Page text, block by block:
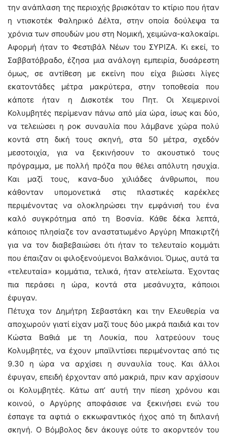
την ανάπλαση της περιοχής βρισκόταν το κτίριο που ήταν
η ντισκοτέκ Φαληρικό Δέλτα, στην οποία δούλεψα τα
χρόνια των σπουδών μου στη Νομική, χειμώνα-καλοκαίρι.
Αφορμή ήταν το Φεστιβάλ Νέων του ΣΥΡΙΖΑ. Κι εκεί, το
Σαββατόβραδο, έζησα μια ανάλογη εμπειρία, δυσάρεστη
όμως, σε αντίθεση με εκείνη που είχα βιώσει λίγες
εκατοντάδες μέτρα μακρύτερα, στην τοποθεσία που
κάποτε ήταν η Δισκοτέκ του Πητ. Οι Χειμερινοί
Κολυμβητές περίμεναν πάνω από μία ώρα, ίσως και δύο,
να τελειώσει η ροκ συναυλία που λάμβανε χώρα πολύ
κοντά στη δική τους σκηνή, στα 50 μέτρα, σχεδόν
μεσοτοιχία, για να ξεκινήσουν το ακουστικό τους
πρόγραμμα, με πολλή πρόζα που θέλει απόλυτη ησυχία.
Και μαζί τους, κανα-δυο χιλιάδες άνθρωποι, που
κάθονταν υπομονετικά στις πλαστικές καρέκλες
περιμένοντας να ολοκληρώσει την εμφάνισή του ένα
καλό συγκρότημα από τη Βοσνία. Κάθε δέκα λεπτά,
κάποιος πλησίαζε τον αναστατωμένο Αργύρη Μπακιρτζή
για να τον διαβεβαιώσει ότι ήταν το τελευταίο κομμάτι
που έπαιζαν οι φιλοξενούμενοι Βαλκάνιοι. Όμως, αυτά τα
«τελευταία» κομμάτια, τελικά, ήταν ατελείωτα. Έχοντας
πια περάσει η ώρα, κοντά στα μεσάνυχτα, κάποιοι
έφυγαν.
Πέτυχα τον Δημήτρη Σεβαστάκη και την Ελευθερία να
αποχωρούν γιατί είχαν μαζί τους δύο μικρά παιδιά και τον
Κώστα Βαθιά με τη Λουκία, που λατρεύουν τους
Κολυμβητές, να έχουν μπαϊλντίσει περιμένοντας από τις
9.30 η ώρα να αρχίσει η συναυλία τους. Και άλλοι
έφυγαν, επειδή έρχονταν από μακριά, πριν καν αρχίσουν
οι Κολυμβητές. Κάτω απ’ αυτή την πίεση χρόνου και
κοινού, ο Αργύρης αποφάσισε να ξεκινήσει ενώ του
έσπαγε τα αφτιά ο εκκωφαντικός ήχος από τη διπλανή
σκηνή. Ο Βόμβολος δεν άκουγε ούτε το ακορντεόν του